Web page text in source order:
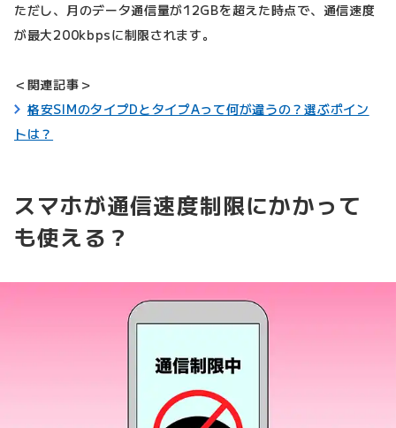
ただし、月のデータ通信量が12GBを超えた時点で、通信速度
が最大200kbpsに制限されます。
＜関連記事＞
格安SIMのタイプDとタイプAって何が違うの？選ぶポイン
トは？
スマホが通信速度制限にかかって
も使える？